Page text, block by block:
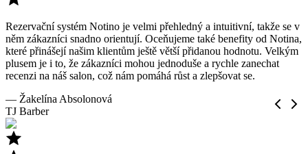
Rezervační systém Notino je velmi přehledný a intuitivní, takže se v
něm zákazníci snadno orientují. Oceňujeme také benefity od Notina,
které přinášejí našim klientům ještě větší přidanou hodnotu. Velkým
plusem je i to, že zákazníci mohou jednoduše a rychle zanechat
recenzi na náš salon, což nám pomáhá růst a zlepšovat se.
— Žakelína Absolonová
TJ Barber